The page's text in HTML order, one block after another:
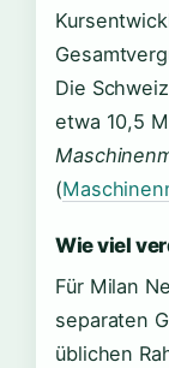
Die
etwa 10,5
(
Wie viel
Für Milan
separaten
üblichen